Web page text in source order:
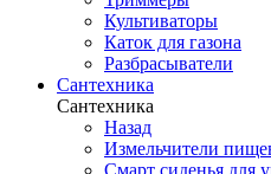
Культиваторы
Каток для газона
Разбрасыватели
Сантехника
Сантехника
Назад
Измельчители
Смарт сиденья для